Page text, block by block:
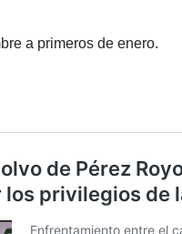
a primeros de enero.